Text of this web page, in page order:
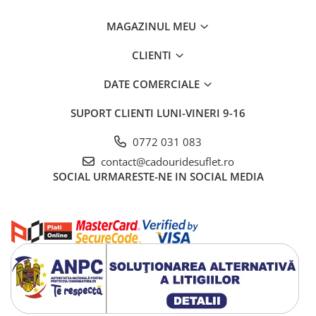
MAGAZINUL MEU
CLIENTI
DATE COMERCIALE
SUPORT CLIENTI LUNI-VINERI 9-16
0772 031 083
contact@cadouridesuflet.ro
SOCIAL URMARESTE-NE IN SOCIAL MEDIA